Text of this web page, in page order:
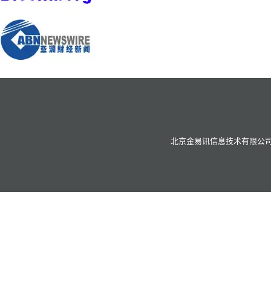
北京金易讯信息技术有限公